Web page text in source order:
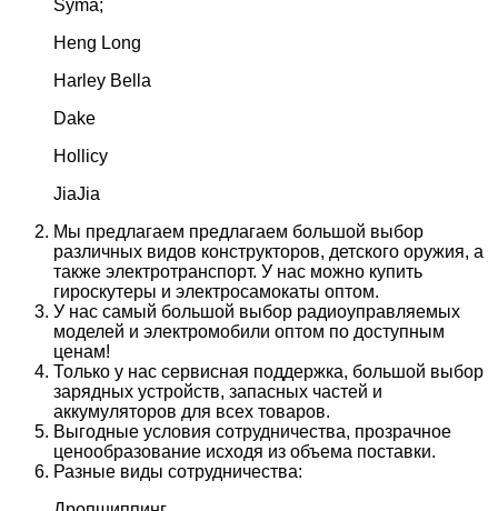
Syma;
Heng Long
Harley Bella
Dake
Hollicy
JiaJia
Мы предлагаем предлагаем большой выбор
различных видов конструкторов, детского оружия, а
также электротранспорт. У нас можно купить
гироскутеры и электросамокаты оптом.
У нас самый большой выбор радиоуправляемых
моделей и электромобили оптом по доступным
ценам!
Только у нас сервисная поддержка, большой выбор
зарядных устройств, запасных частей и
аккумуляторов для всех товаров.
Выгодные условия сотрудничества, прозрачное
ценообразование исходя из объема поставки.
Разные виды сотрудничества: